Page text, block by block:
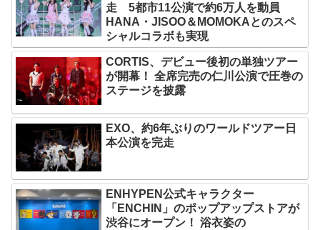
走 5都市11公演で約6万人を動員
HANA・JISOO＆MOMOKAとのスペ
シャルコラボも実現
CORTIS、デビュー後初の単独ツアー
が開幕！ 全席完売の仁川公演で圧巻の
ステージを披露
EXO、約6年ぶりのワールドツアー日
本公演を完走
ENHYPEN公式キャラクター
「ENCHIN」のポップアップストアが
渋谷にオープン！ 浴衣姿の